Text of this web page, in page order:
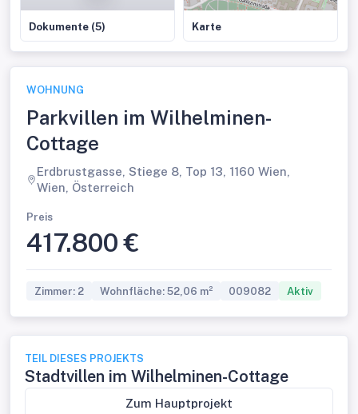
Dokumente (5) Karte
WOHNUNG
Parkvillen im Wilhelminen-
Cottage
Erdbrustgasse, Stiege 8, Top 13, 1160 Wien,
Wien, Österreich
Preis
417.800 €
Zimmer: 2 Wohnfläche: 52,06 m² 009082 Aktiv
TEIL DIESES PROJEKTS
Stadtvillen im Wilhelminen-Cottage
Zum Hauptprojekt